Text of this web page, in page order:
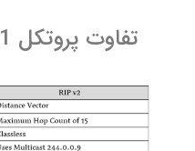
تفاوت پروتکل RIP V 1 با RIP V2